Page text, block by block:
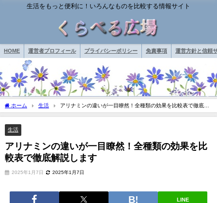
生活をもっと便利に！いろんなものを比較する情報サイト
HOME 運営者プロフィール プライバシーポリシー 免責事項 運営方針と信頼
ホーム 生活
アリナミンの違いが一目瞭然！全種類の効果を比較表で徹底解
説します
生活
アリナミンの違いが一目瞭然！全種類の効果を比
較表で徹底解説します
2025年1月7日 2025年1月7日
LINE